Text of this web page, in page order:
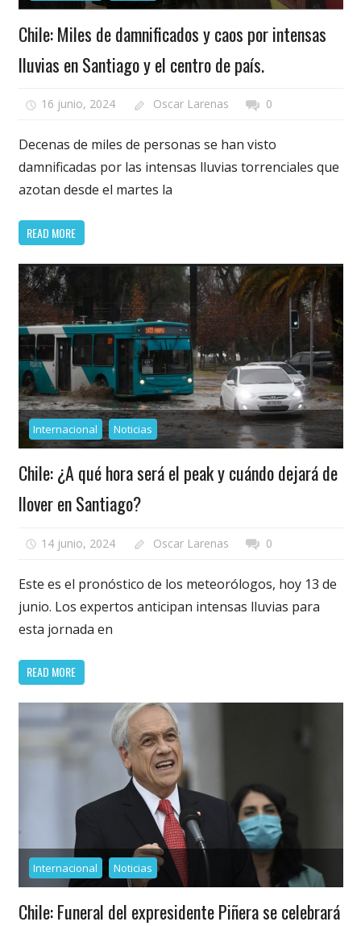
Chile: Miles de damnificados y caos por intensas
lluvias en Santiago y el centro de país.
16 junio, 2024 Oscar Larenas 0
Decenas de miles de personas se han visto
damnificadas por las intensas lluvias torrenciales que
azotan desde el martes la
READ MORE
Internacional Noticias
Chile: ¿A qué hora será el peak y cuándo dejará de
llover en Santiago?
14 junio, 2024 Oscar Larenas 0
Este es el pronóstico de los meteorólogos, hoy 13 de
junio. Los expertos anticipan intensas lluvias para
esta jornada en
READ MORE
Internacional Noticias
Chile: Funeral del expresidente Piñera se celebrará